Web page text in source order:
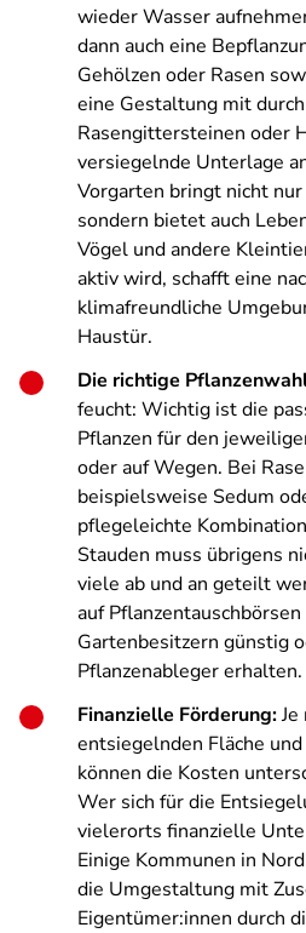
wieder Wasser
dann auch eine
Gehölzen oder Rasen
eine Gestaltung mit
Rasengittersteinen oder
versiegelnde Unterlage
Vorgarten bringt nicht
sondern bietet auch
Vögel und andere
aktiv wird, schafft eine
klimafreundliche
Haustür.
Die richtige
feucht: Wichtig ist die
Pflanzen für den
oder auf Wegen. Bei
beispielsweise Sedum
pflegeleichte
Stauden muss übrigens
viele ab und an geteilt
auf
Gartenbesitzern günstig
Pflanzenableger erhalten.
Finanzielle Förderung:
entsiegelnden Fläche
können die Kosten
Wer sich für die
vielerorts finanzielle
Einige Kommunen in
die Umgestaltung mit
Eigentümer:innen durch